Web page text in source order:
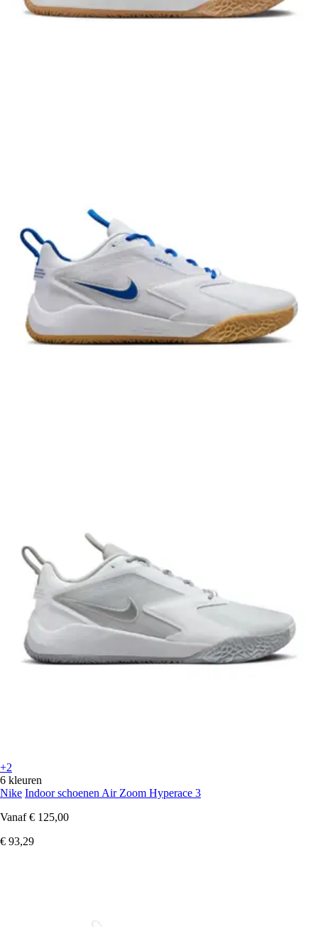
+2
6 kleuren
Nike Indoor schoenen Air Zoom Hyperace 3
Vanaf € 125,00
€ 93,29